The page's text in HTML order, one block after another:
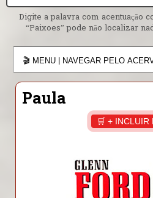
Digite a palavra com acentuação
“Paixoes” pode não localizar
Paula
🛒 + INCLUIR